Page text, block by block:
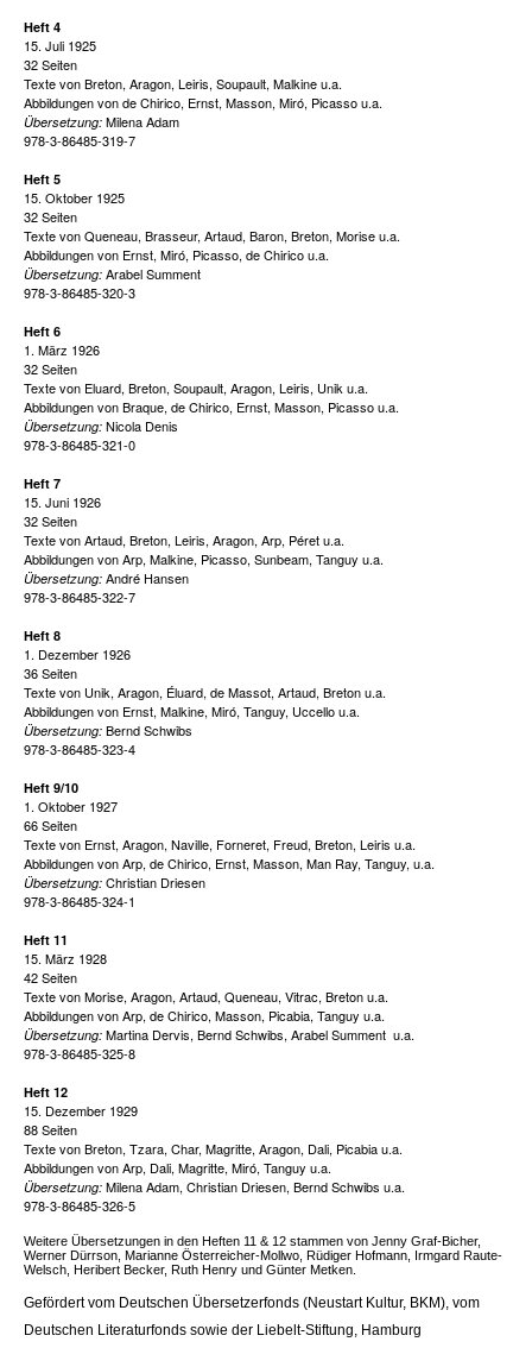
Heft 4
15. Juli 1925
32 Seiten
Texte von Breton, Aragon, Leiris, Soupault, Malkine u.a.
Abbildungen von de Chirico, Ernst, Masson, Miró, Picasso u.a.
Übersetzung: Milena Adam
978-3-86485-319-7
Heft 5
15. Oktober 1925
32 Seiten
Texte von Queneau, Brasseur, Artaud, Baron, Breton, Morise u.a.
Abbildungen von Ernst, Miró, Picasso, de Chirico u.a.
Übersetzung: Arabel Summent
978-3-86485-320-3
Heft 6
1. März 1926
32 Seiten
Texte von Eluard, Breton, Soupault, Aragon, Leiris, Unik u.a.
Abbildungen von Braque, de Chirico, Ernst, Masson, Picasso u.a.
Übersetzung: Nicola Denis
978-3-86485-321-0
Heft 7
15. Juni 1926
32 Seiten
Texte von Artaud, Breton, Leiris, Aragon, Arp, Péret u.a.
Abbildungen von Arp, Malkine, Picasso, Sunbeam, Tanguy u.a.
Übersetzung: André Hansen
978-3-86485-322-7
Heft 8
1. Dezember 1926
36 Seiten
Texte von Unik, Aragon, Éluard, de Massot, Artaud, Breton u.a.
Abbildungen von Ernst, Malkine, Miró, Tanguy, Uccello u.a.
Übersetzung: Bernd Schwibs
978-3-86485-323-4
Heft 9/10
1. Oktober 1927
66 Seiten
Texte von Ernst, Aragon, Naville, Forneret, Freud, Breton, Leiris u.a.
Abbildungen von Arp, de Chirico, Ernst, Masson, Man Ray, Tanguy, u.a.
Übersetzung: Christian Driesen
978-3-86485-324-1
Heft 11
15. März 1928
42 Seiten
Texte von Morise, Aragon, Artaud, Queneau, Vitrac, Breton u.a.
Abbildungen von Arp, de Chirico, Masson, Picabia, Tanguy u.a.
Übersetzung: Martina Dervis, Bernd Schwibs, Arabel Summent u.a.
978-3-86485-325-8
Heft 12
15. Dezember 1929
88 Seiten
Texte von Breton, Tzara, Char, Magritte, Aragon, Dali, Picabia u.a.
Abbildungen von Arp, Dali, Magritte, Miró, Tanguy u.a.
Übersetzung: Milena Adam, Christian Driesen, Bernd Schwibs u.a.
978-3-86485-326-5
Weitere Übersetzungen in den Heften 11 & 12 stammen von Jenny Graf-Bicher,
Werner Dürrson, Marianne Österreicher-Mollwo, Rüdiger Hofmann, Irmgard Raute-
Welsch, Heribert Becker, Ruth Henry und Günter Metken.
Gefördert vom Deutschen Übersetzerfonds (Neustart Kultur, BKM), vom
Deutschen Literaturfonds sowie der Liebelt-Stiftung, Hamburg